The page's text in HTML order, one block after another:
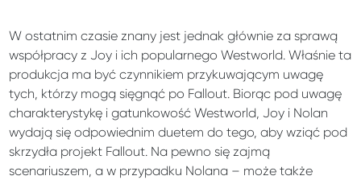
W ostatnim czasie znany jest jednak głównie za sprawą
współpracy z Joy i ich popularnego Westworld. Właśnie ta
produkcja ma być czynnikiem przykuwającym uwagę
tych, którzy mogą sięgnąć po Fallout. Biorąc pod uwagę
charakterystykę i gatunkowość Westworld, Joy i Nolan
wydają się odpowiednim duetem do tego, aby wziąć pod
skrzydła projekt Fallout. Na pewno się zajmą
scenariuszem, a w przypadku Nolana – może także